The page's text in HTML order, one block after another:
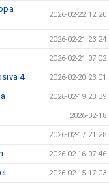
2026-02-22 12:20
2026-02-21 23:24
2026-02-21 07:02
4 2026-02-20 23:01
2026-02-19 23:39
2026-02-18
2026-02-17 21:28
2026-02-16 07:46
2026-02-15 17:03